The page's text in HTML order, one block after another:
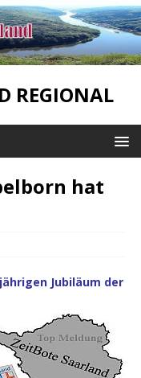
REGIONAL
hat
Jubiläum der